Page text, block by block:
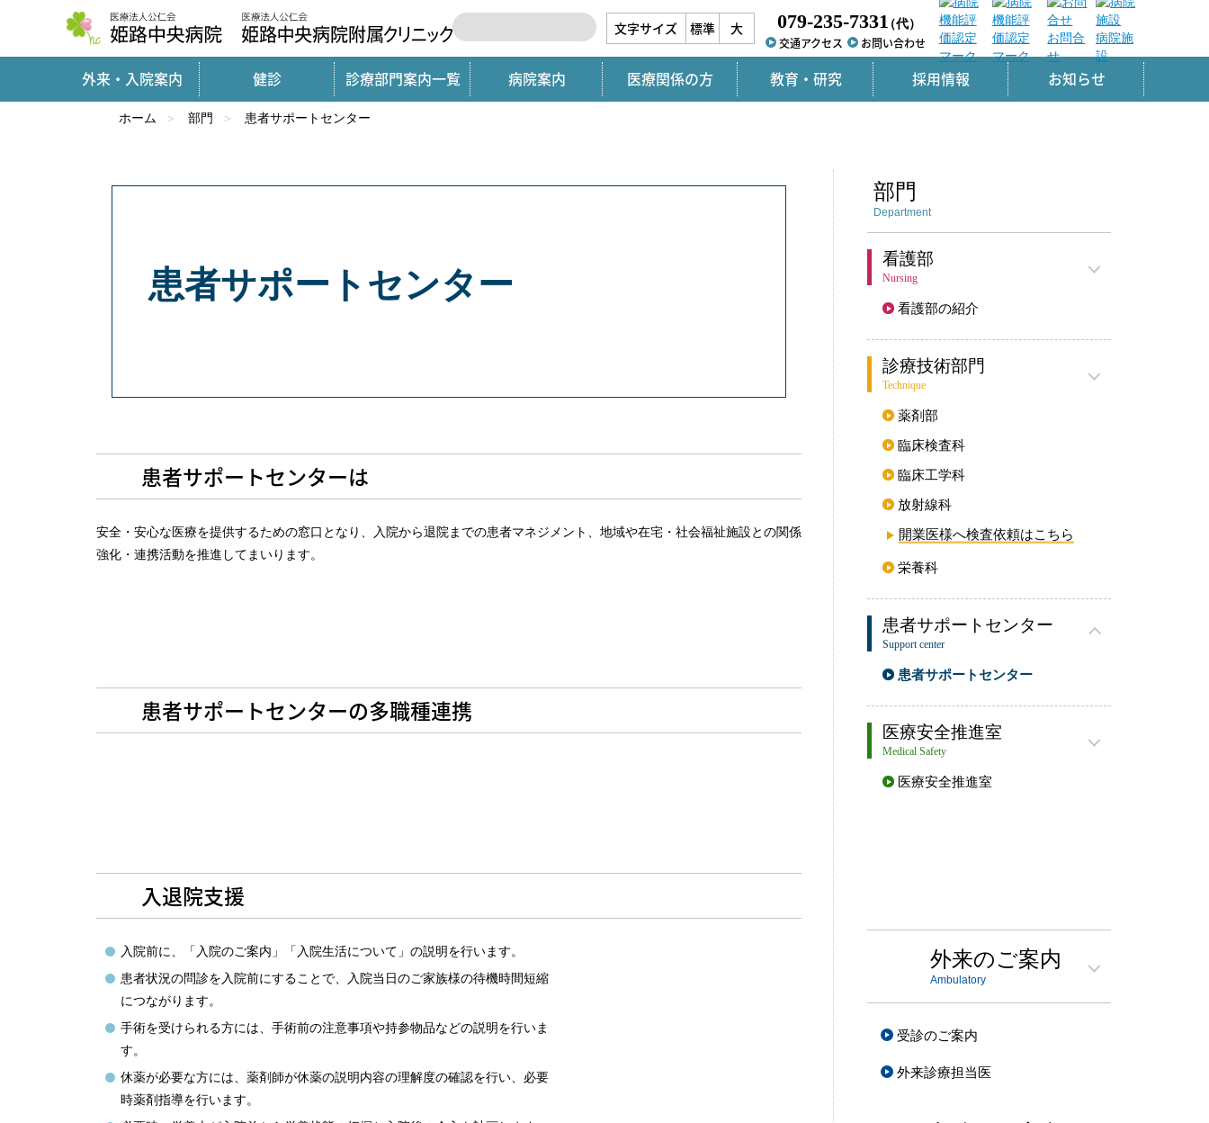
文字サイズ 標準 大 079-235-7331（代）
交通アクセス お問い合わせ
お問合
せ
病院施
設
外来・入院案内 健診 診療部門案内一覧 病院案内 医療関係の方 教育・研究 採用情報 お知らせ
ホーム 部門 患者サポートセンター
患者サポートセンター
患者サポートセンターは
安全・安心な医療を提供するための窓口となり、入院から退院までの患者マネジメント、地域や在宅・社会福祉施設との関係
強化・連携活動を推進してまいります。
患者サポートセンターの多職種連携
入退院支援
入院前に、「入院のご案内」「入院生活について」の説明を行います。
患者状況の問診を入院前にすることで、入院当日のご家族様の待機時間短縮
につながります。
手術を受けられる方には、手術前の注意事項や持参物品などの説明を行いま
す。
休薬が必要な方には、薬剤師が休薬の説明内容の理解度の確認を行い、必要
時薬剤指導を行います。
部門
Department
看護部
Nursing
看護部の紹介
診療技術部門
Technique
薬剤部
臨床検査科
臨床工学科
放射線科
開業医様へ検査依頼はこちら
栄養科
患者サポートセンター
Support center
患者サポートセンター
医療安全推進室
Medical Safety
医療安全推進室
外来のご案内
Ambulatory
受診のご案内
外来診療担当医